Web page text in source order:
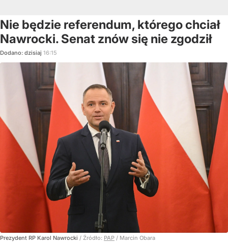
Nie będzie referendum, którego chciał
Nawrocki. Senat znów się nie zgodził
Dodano: dzisiaj 16:15
Prezydent RP Karol Nawrocki / Źródło: PAP / Marcin Obara